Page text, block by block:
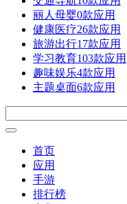
丽人母婴0款应用
健康医疗26款应用
旅游出行17款应用
学习教育103款应用
趣味娱乐4款应用
主题桌面6款应用
首页
应用
手游
排行榜